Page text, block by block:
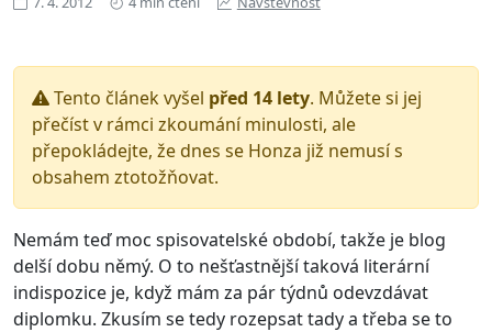
Tento článek vyšel před 14 lety. Můžete si jej
přečíst v rámci zkoumání minulosti, ale
přepokládejte, že dnes se Honza již nemusí s
obsahem ztotožňovat.
Nemám teď moc spisovatelské období, takže je blog
delší dobu němý. O to nešťastnější taková literární
indispozice je, když mám za pár týdnů odevzdávat
diplomku. Zkusím se tedy rozepsat tady a třeba se to